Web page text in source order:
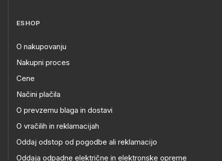
ESHOP
O nakupovanju
Nakupni proces
Cene
Načini plačila
O prevzemu blaga in dostavi
O vračilih in reklamacijah
Oddaj odstop od pogodbe ali reklamacijo
Oddaja odpadne električne in elektronske opreme